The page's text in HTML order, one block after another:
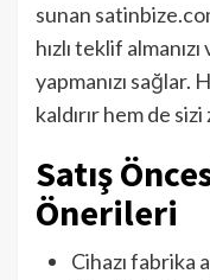
sunan
hızlı teklif
yapmanızı sağlar.
kaldırır hem de
Satış
Önerileri
Cihazı fabrika